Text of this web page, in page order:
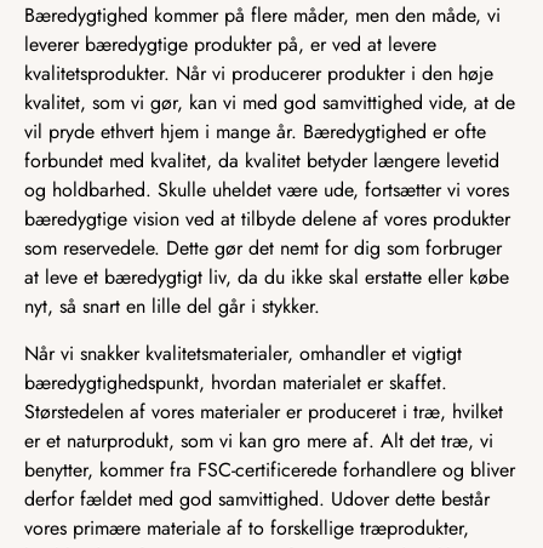
Bæredygtighed kommer på flere måder, men den måde, vi
leverer bæredygtige produkter på, er ved at levere
kvalitetsprodukter. Når vi producerer produkter i den høje
kvalitet, som vi gør, kan vi med god samvittighed vide, at de
vil pryde ethvert hjem i mange år. Bæredygtighed er ofte
forbundet med kvalitet, da kvalitet betyder længere levetid
og holdbarhed. Skulle uheldet være ude, fortsætter vi vores
bæredygtige vision ved at tilbyde delene af vores produkter
som reservedele. Dette gør det nemt for dig som forbruger
at leve et bæredygtigt liv, da du ikke skal erstatte eller købe
nyt, så snart en lille del går i stykker.
Når vi snakker kvalitetsmaterialer, omhandler et vigtigt
bæredygtighedspunkt, hvordan materialet er skaffet.
Størstedelen af vores materialer er produceret i træ, hvilket
er et naturprodukt, som vi kan gro mere af. Alt det træ, vi
benytter, kommer fra FSC-certificerede forhandlere og bliver
derfor fældet med god samvittighed. Udover dette består
vores primære materiale af to forskellige træprodukter,